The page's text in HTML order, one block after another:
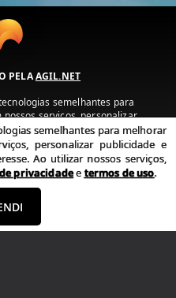
PELAAGIL.NET
semelhantes para
serviços, personalizar
de seu interesse. Ao utilizar
nossa política de privacidade e
uso.
Termos de uso
semelhantes para melhorar
personalizar publicidade e
Ao utilizar nossos serviços,
privacidadeetermos de uso.